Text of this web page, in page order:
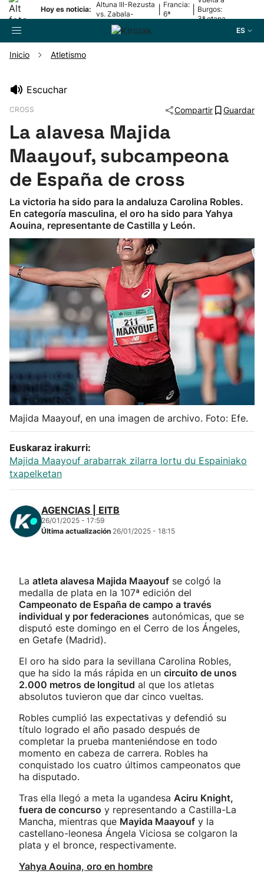
Hoy es noticia:
Altuna III-Rezusta
vs. Zabala-
Zabaleta
Francia:
6ª
Burgos:
3ª etapa
ES
Pelota
Remo
Baloncesto
Ciclismo
Herri-kirolak
Balonmano
Kirolak 360
Atletismo
Carreras de montaña
Más deportes
"Helmuga"
Inicio Atletismo
Escuchar
CROSS Compartir Guardar
La alavesa Majida
Maayouf, subcampeona
de España de cross
La victoria ha sido para la andaluza Carolina Robles.
En categoría masculina, el oro ha sido para Yahya
Aouina, representante de Castilla y León.
Majida Maayouf, en una imagen de archivo. Foto: Efe.
Euskaraz irakurri:
Majida Maayouf arabarrak zilarra lortu du Espainiako
txapelketan
AGENCIAS | EITB
26/01/2025 - 17:59
Última actualización 26/01/2025 - 18:15
La atleta alavesa Majida Maayouf se colgó la
medalla de plata en la 107ª edición del
Campeonato de España de campo a través
individual y por federaciones autonómicas, que se
disputó este domingo en el Cerro de los Ángeles,
en Getafe (Madrid).
El oro ha sido para la sevillana Carolina Robles,
que ha sido la más rápida en un circuito de unos
2.000 metros de longitud al que los atletas
absolutos tuvieron que dar cinco vueltas.
Robles cumplió las expectativas y defendió su
título logrado el año pasado después de
completar la prueba manteniéndose en todo
momento en cabeza de carrera. Robles ha
conquistado los cuatro últimos campeonatos que
ha disputado.
Tras ella llegó a meta la ugandesa Aciru Knight,
fuera de concurso y representando a Castilla-La
Mancha, mientras que Mayida Maayouf y la
castellano-leonesa Ángela Viciosa se colgaron la
plata y el bronce, respectivamente.
Yahya Aouina, oro en hombre